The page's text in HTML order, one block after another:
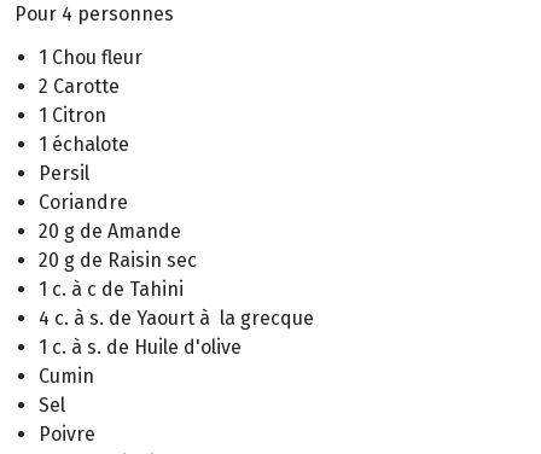
Pour 4 personnes
1 Chou fleur
2 Carotte
1 Citron
1 échalote
Persil
Coriandre
20 g de Amande
20 g de Raisin sec
1 c. à c de Tahini
4 c. à s. de Yaourt à la grecque
1 c. à s. de Huile d'olive
Cumin
Sel
Poivre